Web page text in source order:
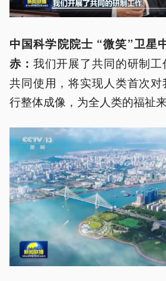
中国科学院院士 “微笑”卫星
赤： 我们开展了共同的研制
共同使用，将实现人类首次
行整体成像，为全人类的福祉来